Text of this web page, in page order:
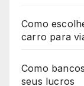
Como
carro para
Como
seus lucros